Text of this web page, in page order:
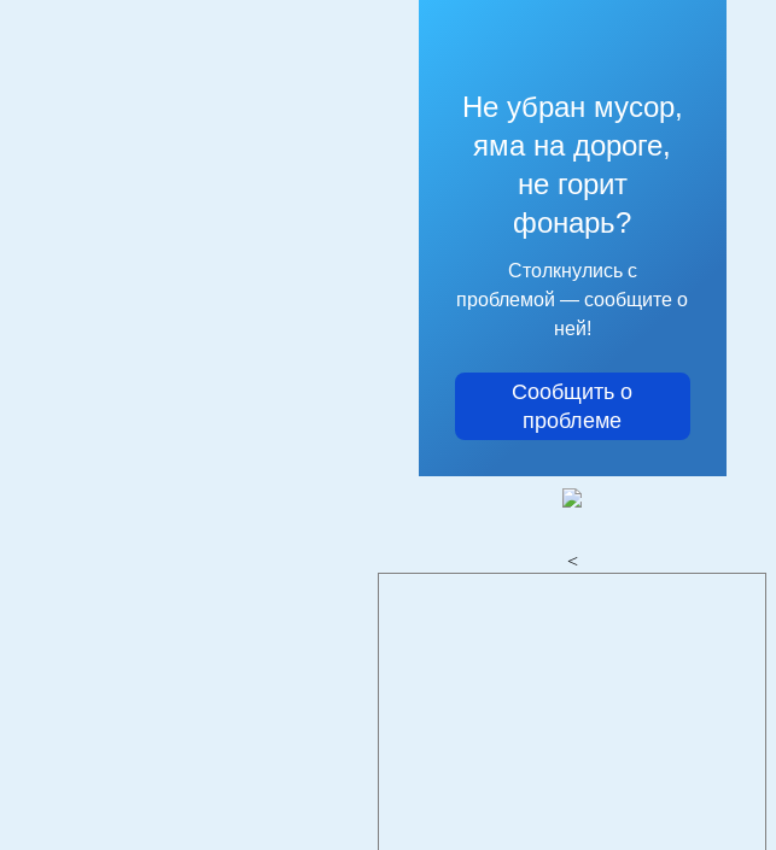
Не убран мусор,
яма на дороге,
не горит
фонарь?
Столкнулись с
проблемой — сообщите о
ней!
Сообщить о
проблеме
<